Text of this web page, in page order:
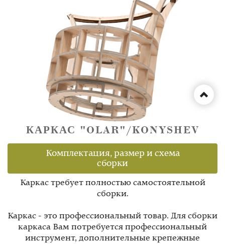
КАРКАС "OLAR"/KONYSHEV
Комплектация, размер и схема
сборки
Каркас требует полностью самостоятельной
сборки.
Каркас - это профессиональный товар. Для сборки
каркаса Вам потребуется профессиональный
инструмент, дополнительные крепежные